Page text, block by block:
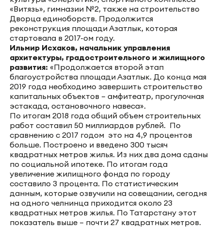
«Витязь», гимназии №2, также на строительство
Дворца единоборств. Продолжится
реконструкция площади Азатлык, которая
стартовала в 2017-ом году.
Ильмир Исхаков, начальник управления
архитектуры, градостроительного и жилищного
развития: «Продолжается второй этап
благоустройства площади Азатлык. До конца мая
2019 года необходимо завершить строительство
капитальных объектов – амфитеатр, прогулочная
эстакада, остановочного навеса».
По итогам 2018 года общий объем строительных
работ составил 50 миллиардов рублей. По
сравнению с 2017 годом это на 4,9 процентов
больше. Построено и введено 300 тысяч
квадратных метров жилья. Из них два дома сданы
по социальной ипотеке. По итогам года
увеличение жилищного фонда по городу
составило 3 процента. По статистическим
данным, которые озвучили на совещании, сегодня
на одного челнинца приходится около 23
квадратных метров жилья. По Татарстану этот
показатель выше – почти 27 квадратных метров.